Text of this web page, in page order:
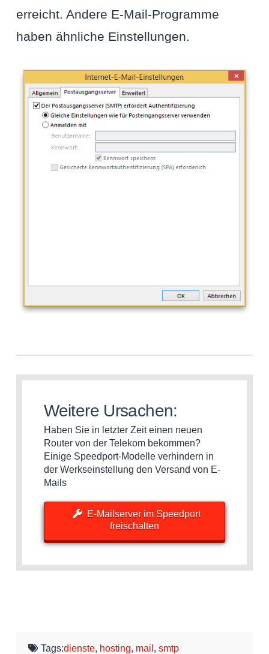
erreicht. Andere E-Mail-Programme
haben ähnliche Einstellungen.
Weitere Ursachen:
Haben Sie in letzter Zeit einen neuen
Router von der Telekom bekommen?
Einige Speedport-Modelle verhindern in
der Werkseinstellung den Versand von E-
Mails
E-Mailserver im Speedport
freischalten
Tags:dienste, hosting, mail , smtp